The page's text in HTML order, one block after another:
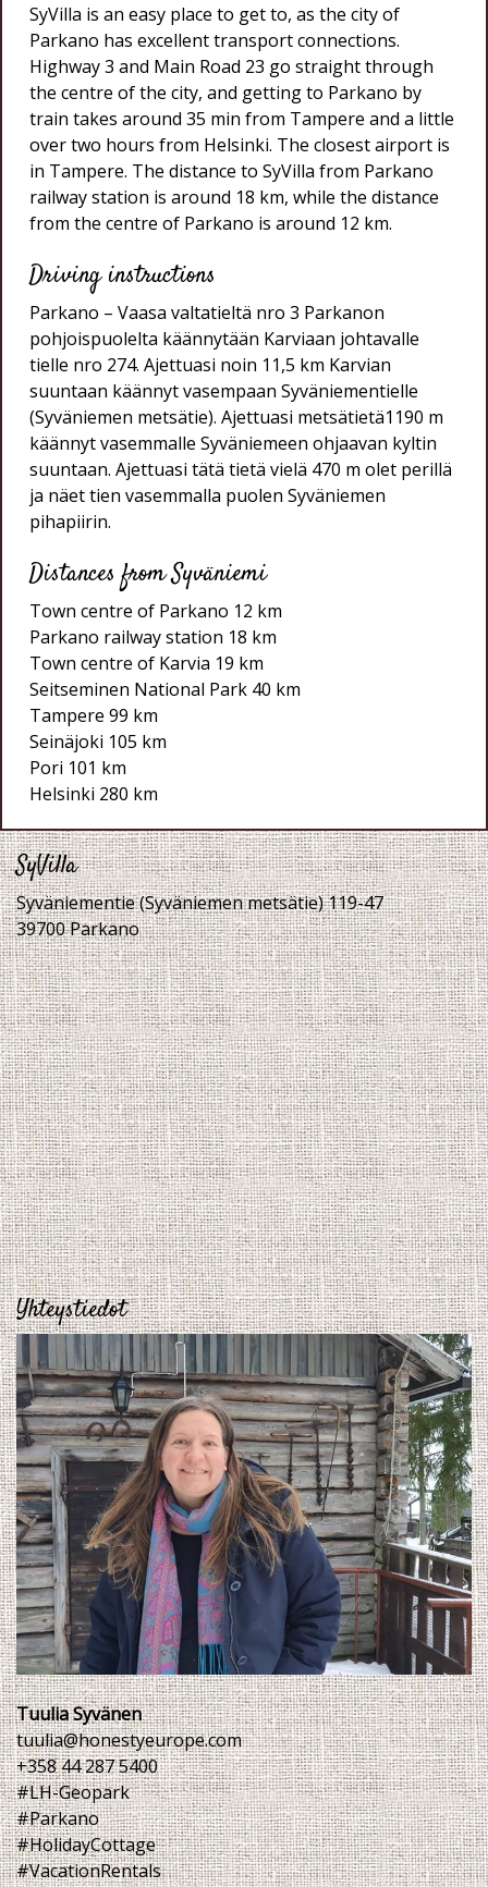
SyVilla is an easy place to get to, as the city of
Parkano has excellent transport connections.
Highway 3 and Main Road 23 go straight through
the centre of the city, and getting to Parkano by
train takes around 35 min from Tampere and a little
over two hours from Helsinki. The closest airport is
in Tampere. The distance to SyVilla from Parkano
railway station is around 18 km, while the distance
from the centre of Parkano is around 12 km.
Driving instructions
Parkano – Vaasa valtatieltä nro 3 Parkanon
pohjoispuolelta käännytään Karviaan johtavalle
tielle nro 274. Ajettuasi noin 11,5 km Karvian
suuntaan käännyt vasempaan Syväniementielle
(Syväniemen metsätie). Ajettuasi metsätietä1190 m
käännyt vasemmalle Syväniemeen ohjaavan kyltin
suuntaan. Ajettuasi tätä tietä vielä 470 m olet perillä
ja näet tien vasemmalla puolen Syväniemen
pihapiirin.
Distances from Syväniemi
Town centre of Parkano 12 km
Parkano railway station 18 km
Town centre of Karvia 19 km
Seitseminen National Park 40 km
Tampere 99 km
Seinäjoki 105 km
Pori 101 km
Helsinki 280 km
SyVilla
Syväniementie (Syväniemen metsätie) 119-47
39700 Parkano
Yhteystiedot
Tuulia Syvänen
tuulia@honestyeurope.com
+358 44 287 5400
#LH-Geopark
#Parkano
#HolidayCottage
#VacationRentals